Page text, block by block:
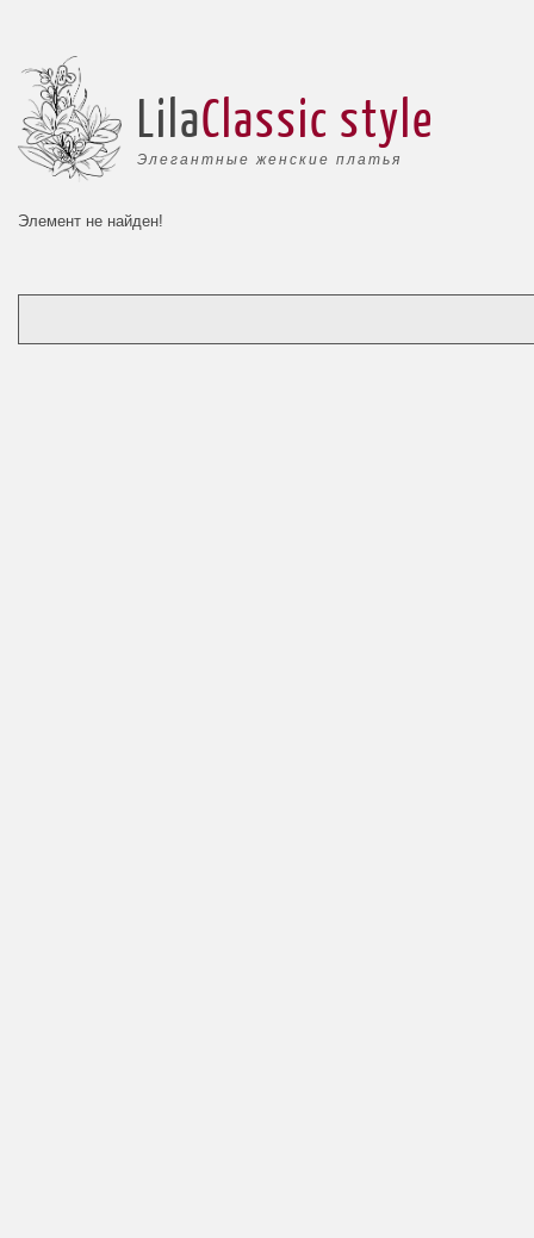
Элегантные женские платья
LilaClassic style
Элемент не найден!